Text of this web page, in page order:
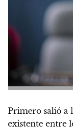
Primero salió a
existente entre